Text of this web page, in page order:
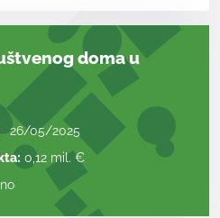
doma u
26/05/2025
0,12 mil. €